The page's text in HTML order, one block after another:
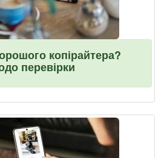
копірайтера?
перевірки